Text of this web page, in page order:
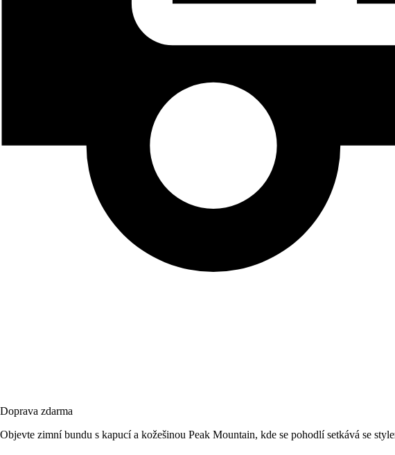
Doprava zdarma
Objevte zimní bundu s kapucí a kožešinou Peak Mountain, kde se pohodlí setkává se